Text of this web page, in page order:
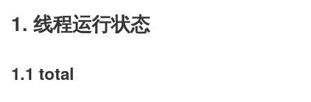
1. 线程运行状态
1.1 total